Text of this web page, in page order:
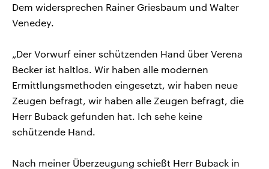
Dem widersprechen Rainer Griesbaum und Walter
Venedey.
„Der Vorwurf einer schützenden Hand über Verena
Becker ist haltlos. Wir haben alle modernen
Ermittlungsmethoden eingesetzt, wir haben neue
Zeugen befragt, wir haben alle Zeugen befragt, die
Herr Buback gefunden hat. Ich sehe keine
schützende Hand.
Nach meiner Überzeugung schießt Herr Buback in